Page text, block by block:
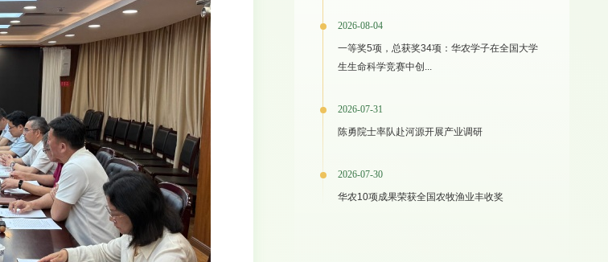
2026-08-04
一等奖5项，总获奖34项：华农学子在全国大学
生生命科学竞赛中创...
2026-07-31
陈勇院士率队赴河源开展产业调研
2026-07-30
华农10项成果荣获全国农牧渔业丰收奖